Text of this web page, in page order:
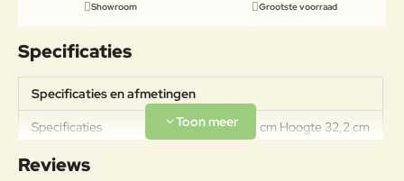
Showroom
Grootste voorraad
Specificaties
Specificaties en afmetingen
Specificaties Diameter 76,2 cm Hoogte 32,2 cm
Reviews